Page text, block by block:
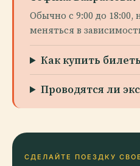
Обычно с 9:00 до 18:00,
меняться в
Как купить
Проводятся ли
СДЕЛАЙТЕ ПОЕЗДКУ